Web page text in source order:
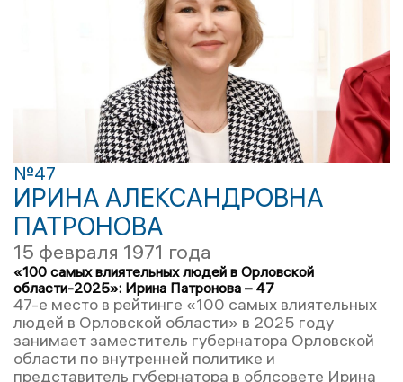
№47
ИРИНА АЛЕКСАНДРОВНА
ПАТРОНОВА
15 февраля 1971 года
«100 самых влиятельных людей в Орловской
области-2025»: Ирина Патронова – 47
47-е место в рейтинге «100 самых влиятельных
людей в Орловской области» в 2025 году
занимает заместитель губернатора Орловской
области по внутренней политике и
представитель губернатора в облсовете Ирина